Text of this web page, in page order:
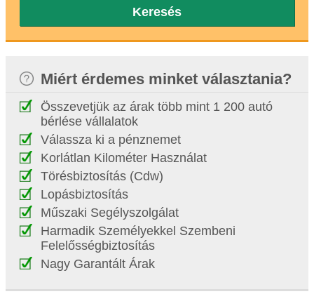
Keresés
Miért érdemes minket választania?
Összevetjük az árak több mint 1 200 autó
bérlése vállalatok
Válassza ki a pénznemet
Korlátlan Kilométer Használat
Törésbiztosítás (Cdw)
Lopásbiztosítás
Műszaki Segélyszolgálat
Harmadik Személyekkel Szembeni
Felelősségbiztosítás
Nagy Garantált Árak